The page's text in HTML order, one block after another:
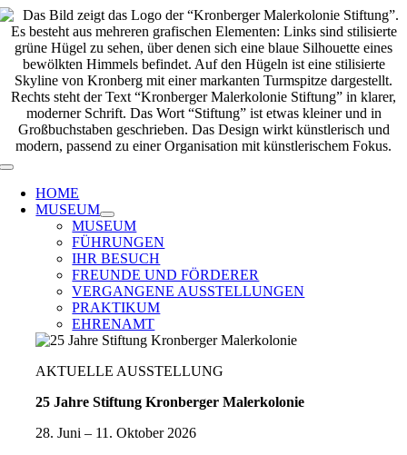
Zum
Inhalt
springen
Toggle
Navigation
HOME
MUSEUM
MUSEUM
FÜHRUNGEN
IHR BESUCH
FREUNDE UND FÖRDERER
VERGANGENE AUSSTELLUNGEN
PRAKTIKUM
EHRENAMT
AKTUELLE AUSSTELLUNG
25 Jahre Stiftung Kronberger Malerkolonie
28. Juni – 11. Oktober 2026